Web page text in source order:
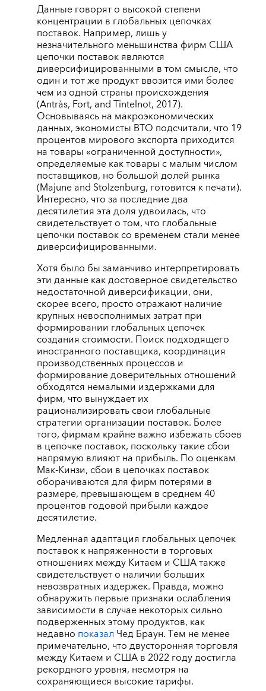
Данные говорят о высокой степени
концентрации в глобальных цепочках
поставок. Например, лишь у
незначительного меньшинства фирм США
цепочки поставок являются
диверсифицированными в том смысле, что
один и тот же продукт ввозится ими более
чем из одной страны происхождения
(Antràs, Fort, and Tintelnot, 2017).
Основываясь на макроэкономических
данных, экономисты ВТО подсчитали, что 19
процентов мирового экспорта приходится
на товары «ограниченной доступности»,
определяемые как товары с малым числом
поставщиков, но большой долей рынка
(Majune and Stolzenburg, готовится к печати).
Интересно, что за последние два
десятилетия эта доля удвоилась, что
свидетельствует о том, что глобальные
цепочки поставок со временем стали менее
диверсифицированными.
Хотя было бы заманчиво интерпретировать
эти данные как достоверное свидетельство
недостаточной диверсификации, они,
скорее всего, просто отражают наличие
крупных невосполнимых затрат при
формировании глобальных цепочек
создания стоимости. Поиск подходящего
иностранного поставщика, координация
производственных процессов и
формирование доверительных отношений
обходятся немалыми издержками для
фирм, что вынуждает их
рационализировать свои глобальные
стратегии организации поставок. Более
того, фирмам крайне важно избежать сбоев
в цепочке поставок, поскольку такие сбои
напрямую влияют на прибыль. По оценкам
Мак-Кинзи, сбои в цепочках поставок
оборачиваются для фирм потерями в
размере, превышающем в среднем 40
процентов годовой прибыли каждое
десятилетие.
Медленная адаптация глобальных цепочек
поставок к напряженности в торговых
отношениях между Китаем и США также
свидетельствует о наличии больших
невозвратных издержек. Правда, можно
обнаружить первые признаки ослабления
зависимости в случае некоторых сильно
подверженных этому продуктов, как
недавно показал Чед Браун. Тем не менее
примечательно, что двусторонняя торговля
между Китаем и США в 2022 году достигла
рекордного уровня, несмотря на
сохраняющиеся высокие тарифы.